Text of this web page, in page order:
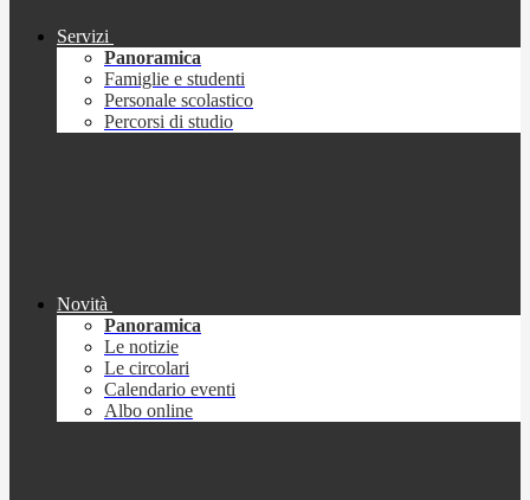
Servizi
Panoramica
Famiglie e studenti
Personale scolastico
Percorsi di studio
Novità
Panoramica
Le notizie
Le circolari
Calendario eventi
Albo online